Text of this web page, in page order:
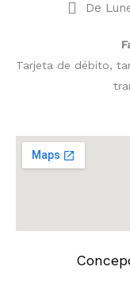
De
Tarjeta de débito,